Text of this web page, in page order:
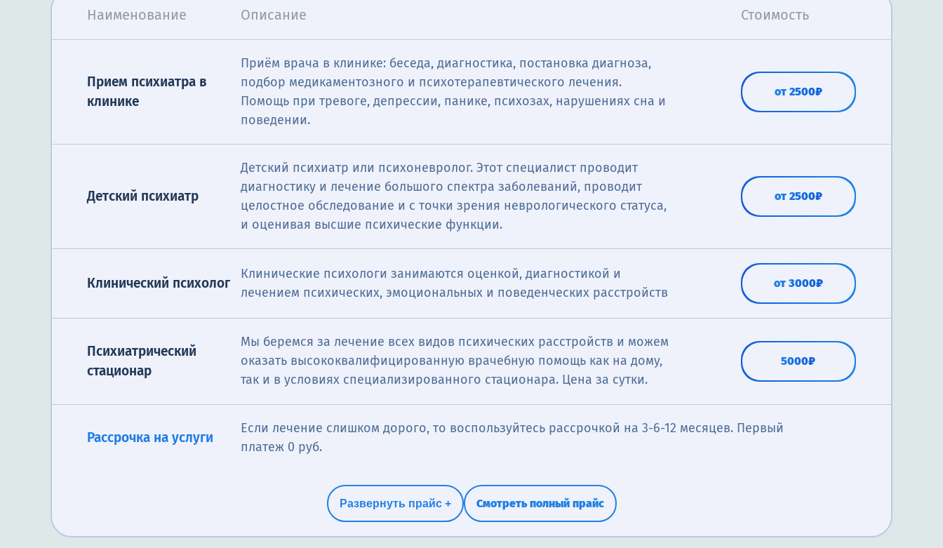
Наименование Описание Стоимость
Прием психиатра в
клинике
Приём врача в клинике: беседа, диагностика, постановка диагноза,
подбор медикаментозного и психотерапевтического лечения.
Помощь при тревоге, депрессии, панике, психозах, нарушениях сна и
поведении.
от 2500₽
Детский психиатр
Детский психиатр или психоневролог. Этот специалист проводит
диагностику и лечение большого спектра заболеваний, проводит
целостное обследование и с точки зрения неврологического статуса,
и оценивая высшие психические функции.
от 2500₽
Клинический психолог
Клинические психологи занимаются оценкой, диагностикой и
лечением психических, эмоциональных и поведенческих расстройств
от 3000₽
Психиатрический
стационар
Мы беремся за лечение всех видов психических расстройств и можем
оказать высококвалифицированную врачебную помощь как на дому,
так и в условиях специализированного стационара. Цена за сутки.
5000₽
Психиатр
Консультация психиатра ― это прием врача с выдачей рекомендаций по
профилактике, диагностике, лечению психических заболеваний и
панические атаки, депрессия, патологические страхи, неврозы и многие
другие.
от 2500₽
Рассрочка на услуги
Если лечение слишком дорого, то воспользуйтесь рассрочкой на 3-6-12 месяцев. Первый
платеж 0 руб.
Развернуть прайс + Смотреть полный прайс